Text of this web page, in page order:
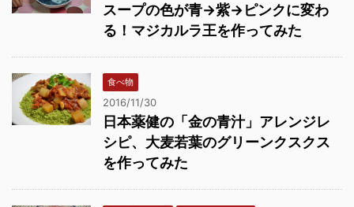
スープの色が青→紫→ピンクに変わ
る！マジカルラ王を作ってみた
食べ物
2016/11/30
日本薬健の「金の青汁」アレンジレ
シピ、大麦若葉のグリーンクスクス
を作ってみた